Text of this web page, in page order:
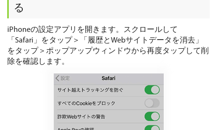
る
iPhoneの設定アプリを開きます。スクロールして
「Safari」をタップ＞「履歴とWebサイトデータを消去」
をタップ＞ポップアップウィンドウから再度タップして削
除を確認します。